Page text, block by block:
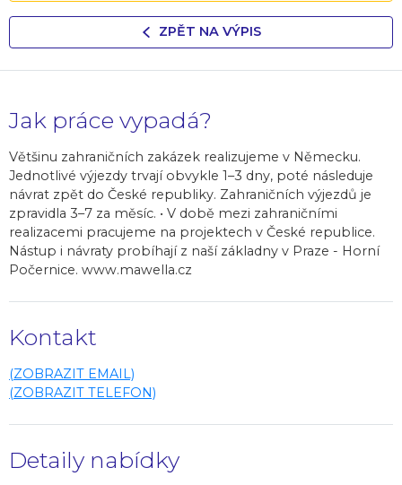
ZPĚT NA VÝPIS
Jak práce vypadá?
Většinu zahraničních zakázek realizujeme v Německu.
Jednotlivé výjezdy trvají obvykle 1–3 dny, poté následuje
návrat zpět do České republiky. Zahraničních výjezdů je
zpravidla 3–7 za měsíc. • V době mezi zahraničními
realizacemi pracujeme na projektech v České republice.
Nástup i návraty probíhají z naší základny v Praze - Horní
Počernice. www.mawella.cz
Kontakt
(ZOBRAZIT EMAIL)
(ZOBRAZIT TELEFON)
Detaily nabídky